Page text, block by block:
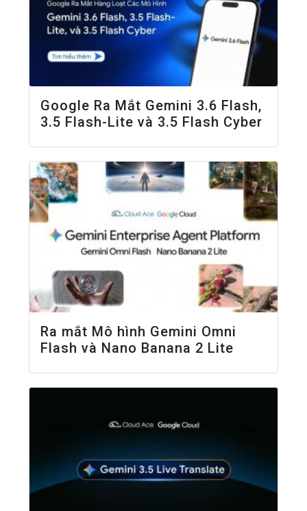
Google Ra Mắt Gemini 3.6 Flash,
3.5 Flash-Lite và 3.5 Flash Cyber
Ra mắt Mô hình Gemini Omni
Flash và Nano Banana 2 Lite